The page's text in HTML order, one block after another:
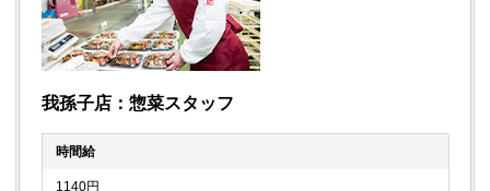
我孫子店：惣菜スタッフ
時間給
1140円